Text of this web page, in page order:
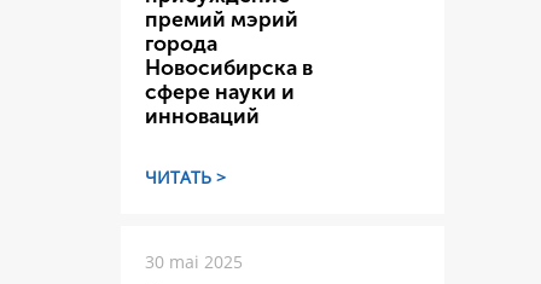
премий мэрий
города
Новосибирска в
сфере науки и
инноваций
ЧИТАТЬ >
30 mai 2025